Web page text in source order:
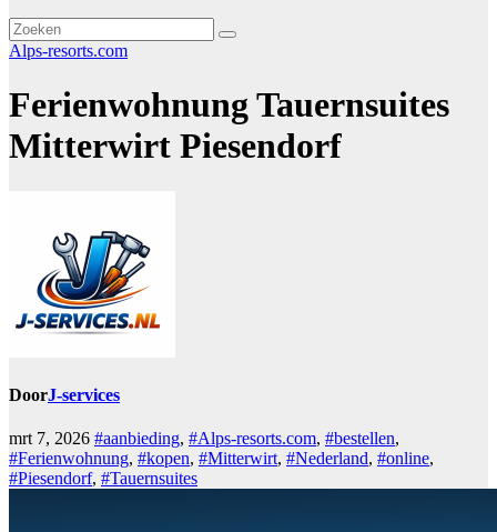
Alps-resorts.com
Ferienwohnung Tauernsuites
Mitterwirt Piesendorf
DoorJ-services
mrt 7, 2026 #aanbieding, #Alps-resorts.com, #bestellen,
#Ferienwohnung, #kopen, #Mitterwirt, #Nederland, #online,
#Piesendorf, #Tauernsuites